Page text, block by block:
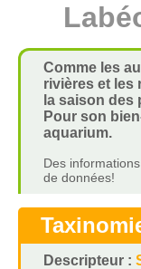
Comme les
rivières et les
la saison des
Pour son
aquarium.
Des
de données!
Descripteur :